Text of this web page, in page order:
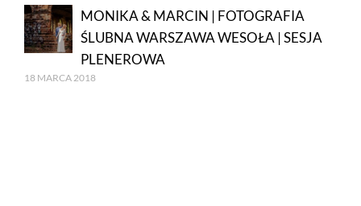
MONIKA & MARCIN | FOTOGRAFIA
ŚLUBNA WARSZAWA WESOŁA | SESJA
PLENEROWA
18 MARCA 2018